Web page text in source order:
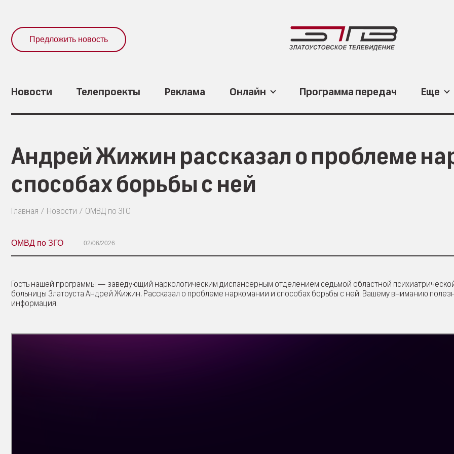
Предложить новость
Новости Телепроекты Реклама Онлайн Программа передач Еще
Андрей Жижин рассказал о проблеме
способах борьбы с ней
Главная Новости ОМВД по ЗГО
ОМВД по ЗГО 02/06/2026
Гость нашей программы — заведующий наркологическим диспансерным отделением седьмой областной
больницы Златоуста Андрей Жижин. Рассказал о проблеме наркомании и способах борьбы с ней. Вашему вниманию
информация.